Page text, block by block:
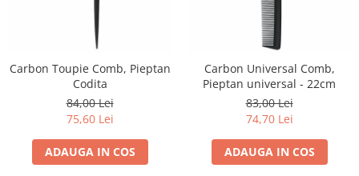
Carbon Toupie Comb, Pieptan
Codita
84,00 Lei
75,60 Lei
ADAUGA IN COS
Carbon Universal Comb,
Pieptan universal - 22cm
83,00 Lei
74,70 Lei
ADAUGA IN COS